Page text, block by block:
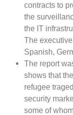
contracts to
the
the IT
The
Spanish,
The report
shows that
refugee
security
some of